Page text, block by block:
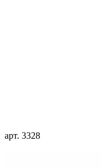
арт. 3328